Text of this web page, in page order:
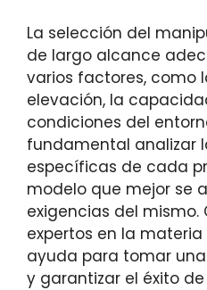
La selección del
de largo alcance
varios factores, como
elevación, la
condiciones del
fundamental analizar
específicas de cada
modelo que mejor se
exigencias del mismo.
expertos en la
ayuda para tomar
y garantizar el éxito